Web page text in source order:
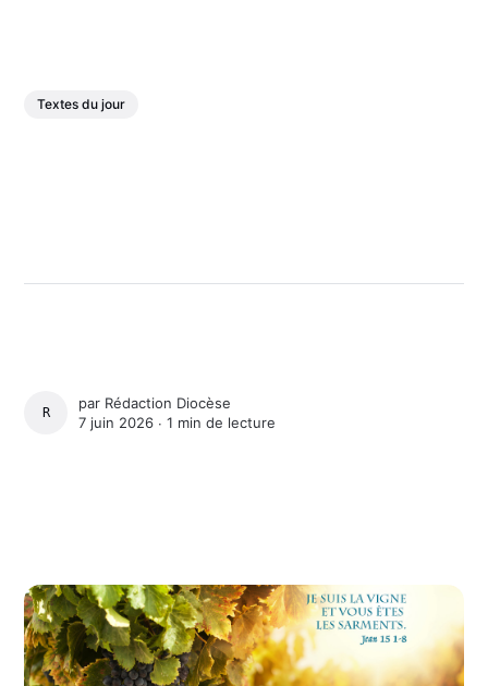
Textes du jour
RÉDACTION DIOCÈSE
par Rédaction Diocèse
7 juin 2026 ∙1 min de lecture